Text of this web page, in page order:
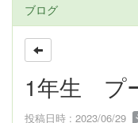
ブログ
1年生 プ
投稿日時 : 2023/06/29